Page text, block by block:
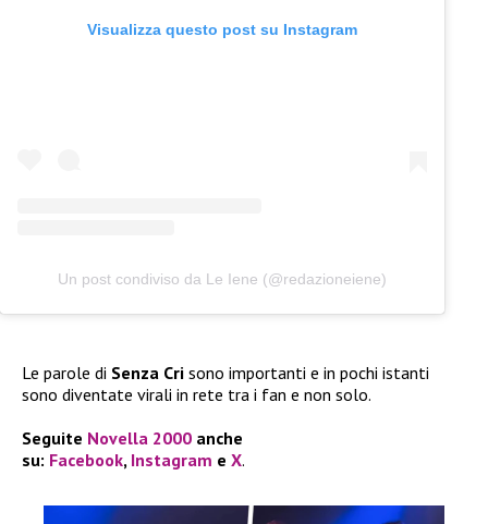
Visualizza questo post su Instagram
Un post condiviso da Le Iene (@redazioneiene)
Le parole di Senza Cri sono importanti e in pochi istanti
sono diventate virali in rete tra i fan e non solo.
Seguite Novella 2000 anche
su: Facebook, Instagram e X.